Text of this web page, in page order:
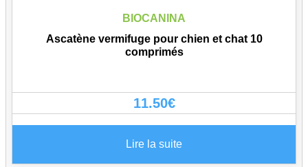
BIOCANINA
Ascatène vermifuge pour chien et chat 10
comprimés
11.50€
Lire la suite